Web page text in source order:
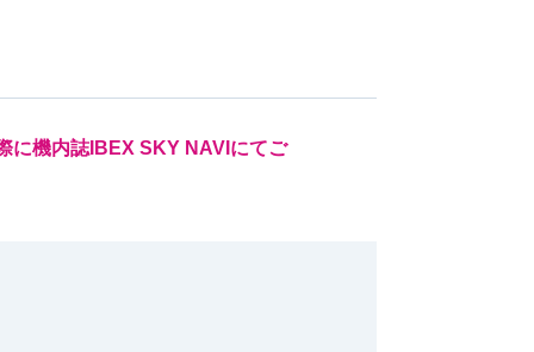
に機内誌IBEX SKY NAVIにてご